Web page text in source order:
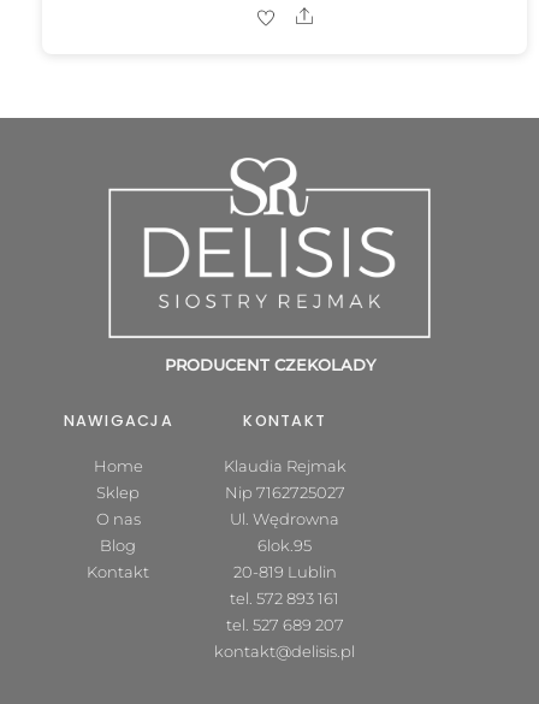
Share
PRODUCENT CZEKOLADY
NAWIGACJA
Home
Sklep
O nas
Blog
Kontakt
KONTAKT
Klaudia Rejmak
Nip 7162725027
Ul. Wędrowna
6lok.95
20-819 Lublin
tel.572 893 161
tel. 527 689 207
kontakt@delisis.pl